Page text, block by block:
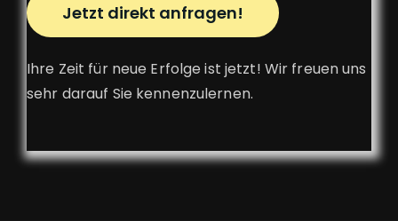
Jetzt direkt anfragen!
Ihre Zeit für neue Erfolge ist jetzt! Wir freuen uns
sehr darauf Sie kennenzulernen.